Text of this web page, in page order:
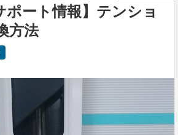
ポート情報】テンショ
方法